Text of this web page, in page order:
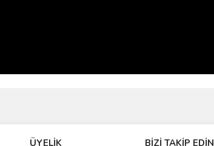
ÜYELİK BİZİ TAKİP EDİN